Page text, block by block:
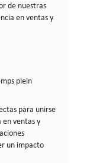
de nuestras
en ventas y
posteplein
para unirse
en ventas y
un impacto